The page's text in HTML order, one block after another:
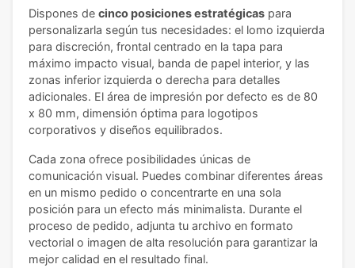
Dispones de cinco posiciones estratégicas para
personalizarla según tus necesidades: el lomo izquierda
para discreción, frontal centrado en la tapa para
máximo impacto visual, banda de papel interior, y las
zonas inferior izquierda o derecha para detalles
adicionales. El área de impresión por defecto es de 80
x 80 mm, dimensión óptima para logotipos
corporativos y diseños equilibrados.
Cada zona ofrece posibilidades únicas de
comunicación visual. Puedes combinar diferentes áreas
en un mismo pedido o concentrarte en una sola
posición para un efecto más minimalista. Durante el
proceso de pedido, adjunta tu archivo en formato
vectorial o imagen de alta resolución para garantizar la
mejor calidad en el resultado final.